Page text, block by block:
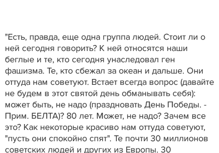
"Есть, правда, еще одна группа людей. Стоит ли о
ней сегодня говорить? К ней относятся наши
беглые и те, кто сегодня унаследовал ген
фашизма. Те, кто сбежал за океан и дальше. Они
оттуда нам советуют. Встает всегда вопрос (давайте
не будем в этот святой день обманывать себя):
может быть, не надо (праздновать День Победы. -
Прим. БЕЛТА)? 80 лет. Может, не надо? Зачем все
это? Как некоторые красиво нам оттуда советуют,
"пусть они спокойно спят". Те почти 30 миллионов
советских людей и других из Европы. 30